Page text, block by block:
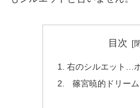
目次
右のシルエット…
篠宮暁的ドリーム